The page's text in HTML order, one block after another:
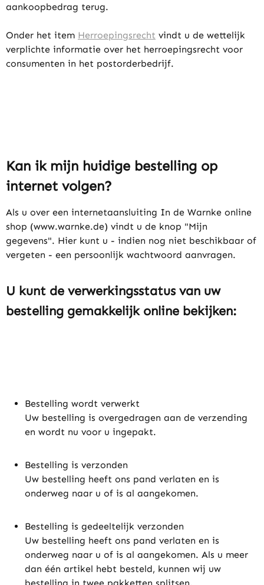
aankoopbedrag terug.
Onder het item Herroepingsrecht vindt u de wettelijk
verplichte informatie over het herroepingsrecht voor
consumenten in het postorderbedrijf.
Kan ik mijn huidige bestelling op
internet volgen?
Als u over een internetaansluiting In de Warnke online
shop (www.warnke.de) vindt u de knop "Mijn
gegevens". Hier kunt u - indien nog niet beschikbaar of
vergeten - een persoonlijk wachtwoord aanvragen.
U kunt de verwerkingsstatus van uw
bestelling gemakkelijk online bekijken:
Bestelling wordt verwerkt
Uw bestelling is overgedragen aan de verzending
en wordt nu voor u ingepakt.
Bestelling is verzonden
Uw bestelling heeft ons pand verlaten en is
onderweg naar u of is al aangekomen.
Bestelling is gedeeltelijk verzonden
Uw bestelling heeft ons pand verlaten en is
onderweg naar u of is al aangekomen. Als u meer
dan één artikel hebt besteld, kunnen wij uw